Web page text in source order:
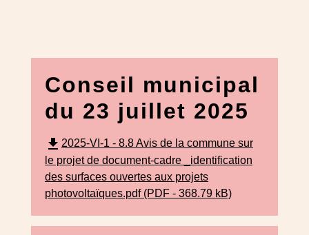
Conseil municipal
du 23 juillet 2025
file_download 2025-VI-1 - 8.8 Avis de la commune sur
le projet de document-cadre _identification
des surfaces ouvertes aux projets
photovoltaïques.pdf (PDF - 368.79 kB)